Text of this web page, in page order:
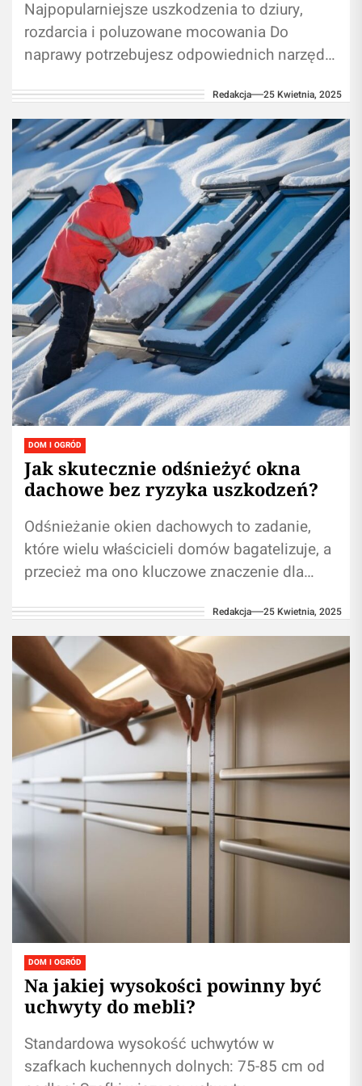
Najpopularniejsze uszkodzenia to dziury,
rozdarcia i poluzowane mocowania Do
naprawy potrzebujesz odpowiednich narzędzi
dostosowaną do rodzaju uszkodzenia
Regularna konserwacja przedłuża...
Redakcja 25 Kwietnia, 2025
DOM I OGRÓD
Jak skutecznie odśnieżyć okna
dachowe bez ryzyka uszkodzeń?
Odśnieżanie okien dachowych to zadanie,
które wielu właścicieli domów bagatelizuje, a
przecież ma ono kluczowe znaczenie dla
Regularne usuwanie śniegu...Redakcja 25 Kwietnia, 2025
DOM I OGRÓD
Na jakiej wysokości powinny być
uchwyty do mebli?
Standardowa wysokość uchwytów w
szafkach kuchennych dolnych: 75-85 cm od